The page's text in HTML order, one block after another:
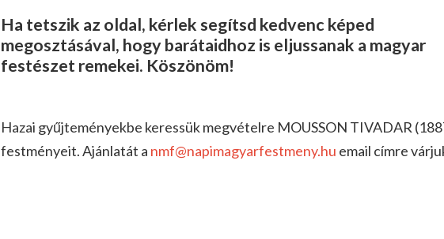
Ha tetszik az oldal, kérlek segítsd kedvenc képed
megosztásával, hogy barátaidhoz is eljussanak a magyar
festészet remekei. Köszönöm!
Hazai gyűjteményekbe keressük megvételre MOUSSON TIVADAR
festményeit. Ajánlatát a nmf@napimagyarfestmeny.hu email címre